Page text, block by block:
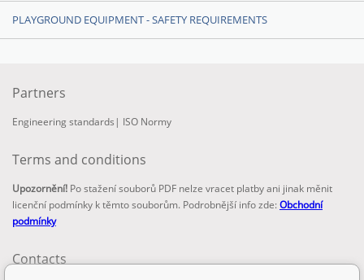
PLAYGROUND EQUIPMENT - SAFETY REQUIREMENTS
Partners
Engineering standards | ISO Normy
Terms and conditions
Upozornění! Po stažení souborů PDF nelze vracet platby ani jinak měnit
licenční podmínky k těmto souborům. Podrobnější info zde:Obchodní
podmínky
Contacts